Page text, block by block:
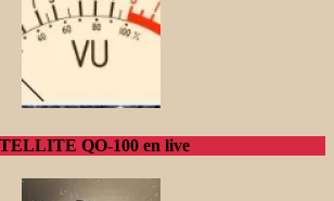
QO-100 en live